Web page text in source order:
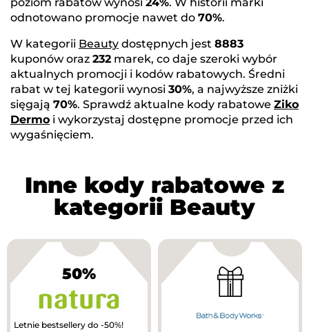
poziom rabatów wynosi 24%. W historii marki
odnotowano promocje nawet do 70%.
W kategorii Beauty dostępnych jest 8883
kuponów oraz 232 marek, co daje szeroki wybór
aktualnych promocji i kodów rabatowych. Średni
rabat w tej kategorii wynosi 30%, a najwyższe zniżki
sięgają 70%. Sprawdź aktualne kody rabatowe Ziko
Dermo i wykorzystaj dostępne promocje przed ich
wygaśnięciem.
Inne kody rabatowe z
kategorii Beauty
50%
Letnie bestsellery do -50%!